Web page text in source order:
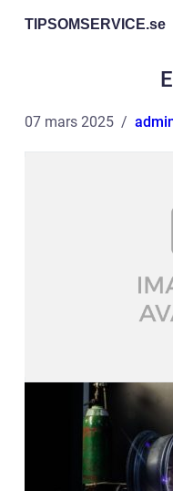
TIPSOMSERVICE.se
07 mars 2025